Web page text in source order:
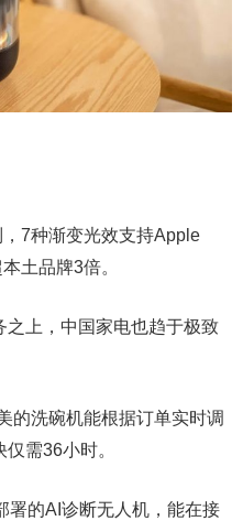
7种渐变光效支持Apple
土品牌3倍。
上，中国家电也趋于极致
的洗碗机能根据订单实时调
需36小时。
署的AI诊断无人机，能在接